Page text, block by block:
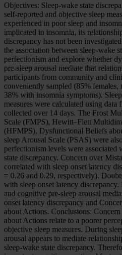
Objectives: Sleep-wake state
self-reported and objective sleep
experienced in poor sleep and
implicated in insomnia, its
discrepancy has not been
the association between sleep-wake
perfectionism and explore whether
pre-sleep arousal mediate that
participants from community and
conveniently sampled (85% females,
38% with insomnia symptoms).
measures were calculated using
collected over 14 days. The Frost
Scale (FMPS), Hewitt–Flett
(HFMPS), Dysfunctional Beliefs
sleep Arousal Scale (PSAS) were
perfectionism levels were
state discrepancy. Concern over
correlated with sleep onset latency
= 0.26 and 0.29, respectively).
with sleep onset latency discrepancy.
and cognitive pre-sleep arousal
onset latency discrepancy and
about Actions. Conclusions:
about Actions relate to a poorer
objective sleep measures. During
arousal appears to mediate
sleep-wake state discrepancy.